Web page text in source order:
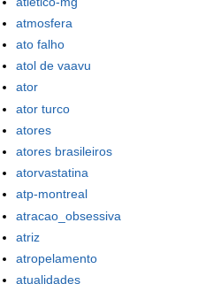
atmosfera
ato falho
atol de vaavu
ator
ator turco
atores
atores brasileiros
atorvastatina
atp-montreal
atracao_obsessiva
atriz
atropelamento
atualidades